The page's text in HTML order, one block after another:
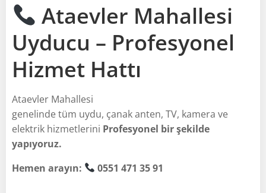
Ataevler Mahallesi
Uyducu – Profesyonel
Hizmet Hattı
Ataevler Mahallesi
genelinde tüm uydu, çanak anten, TV, kamera ve
elektrik hizmetlerini Profesyonel bir şekilde
yapıyoruz.
Hemen arayın:
0551 471 35 91